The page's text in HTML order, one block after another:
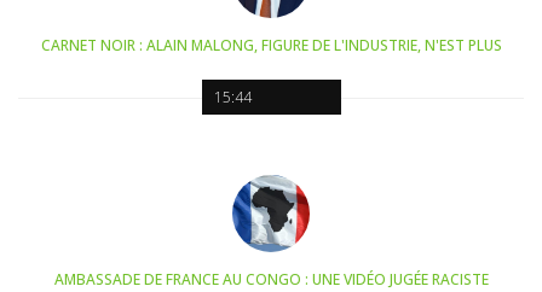
15:44
CARNET NOIR : ALAIN MALONG, FIGURE DE L'INDUSTRIE, N'EST PLUS
AMBASSADE DE FRANCE AU CONGO : UNE VIDÉO JUGÉE RACISTE